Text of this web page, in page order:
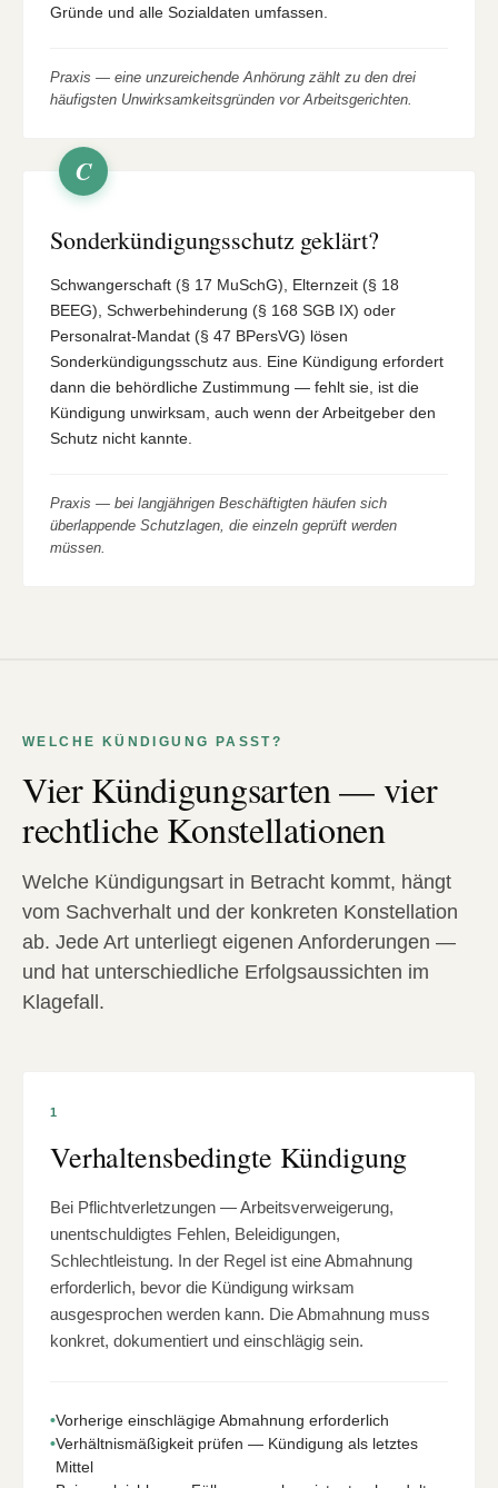
Gründe und alle Sozialdaten umfassen.
Praxis — eine unzureichende Anhörung zählt zu den drei
häufigsten Unwirksamkeitsgründen vor Arbeitsgerichten.
C
Sonderkündigungsschutz geklärt?
Schwangerschaft (§ 17 MuSchG), Elternzeit (§ 18
BEEG), Schwerbehinderung (§ 168 SGB IX) oder
Personalrat-Mandat (§ 47 BPersVG) lösen
Sonderkündigungsschutz aus. Eine Kündigung erfordert
dann die behördliche Zustimmung — fehlt sie, ist die
Kündigung unwirksam, auch wenn der Arbeitgeber den
Schutz nicht kannte.
Praxis — bei langjährigen Beschäftigten häufen sich
überlappende Schutzlagen, die einzeln geprüft werden
müssen.
WELCHE KÜNDIGUNG PASST?
Vier Kündigungsarten — vier
rechtliche Konstellationen
Welche Kündigungsart in Betracht kommt, hängt
vom Sachverhalt und der konkreten Konstellation
ab. Jede Art unterliegt eigenen Anforderungen —
und hat unterschiedliche Erfolgsaussichten im
Klagefall.
1
Verhaltensbedingte Kündigung
Bei Pflichtverletzungen — Arbeitsverweigerung,
unentschuldigtes Fehlen, Beleidigungen,
Schlechtleistung. In der Regel ist eine Abmahnung
erforderlich, bevor die Kündigung wirksam
ausgesprochen werden kann. Die Abmahnung muss
konkret, dokumentiert und einschlägig sein.
•Vorherige einschlägige Abmahnung erforderlich
•Verhältnismäßigkeit prüfen — Kündigung als letztes
Mittel